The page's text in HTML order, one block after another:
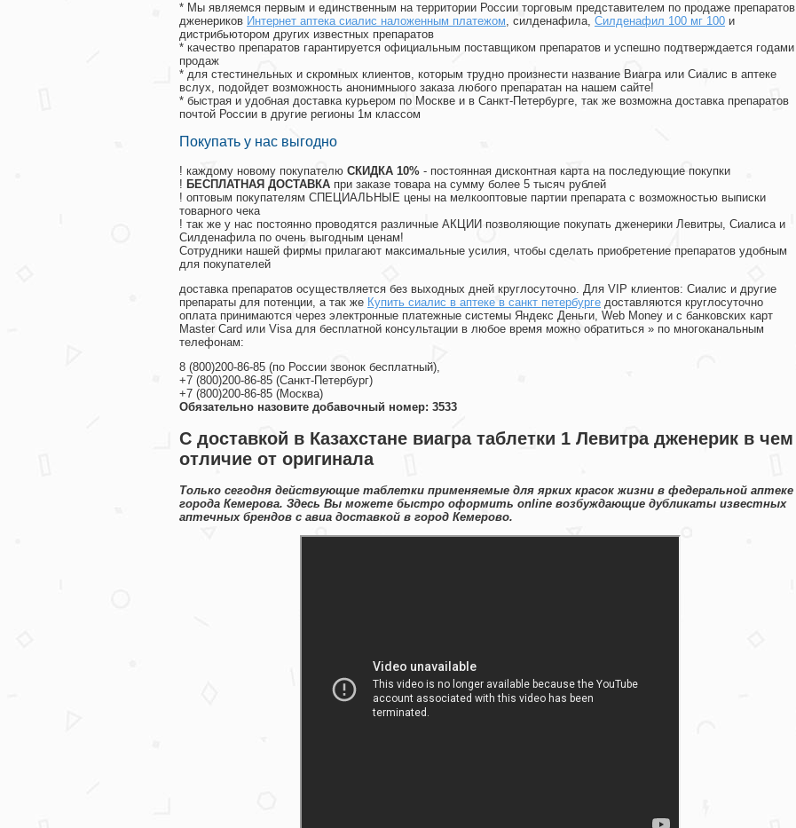
* Мы являемся первым и единственным на территории России торговым представителем по продаже препаратов
дженериков Интернет аптека сиалис наложенным платежом, силденафила, Силденафил 100 мг 100 и
дистрибьютором других известных препаратов
* качество препаратов гарантируется официальным поставщиком препаратов и успешно подтверждается годами
продаж
* для стестинельных и скромных клиентов, которым трудно произнести название Виагра или Сиалис в аптеке
вслух, подойдет возможность анонимныого заказа любого препаратан на нашем сайте!
* быстрая и удобная доставка курьером по Москве и в Санкт-Петербурге, так же возможна доставка препаратов
почтой России в другие регионы 1м классом
Покупать у нас выгодно
! каждому новому покупателю СКИДКА 10% - постоянная дисконтная карта на последующие покупки
! БЕСПЛАТНАЯ ДОСТАВКА при заказе товара на сумму более 5 тысяч рублей
! оптовым покупателям СПЕЦИАЛЬНЫЕ цены на мелкооптовые партии препарата с возможностью выписки
товарного чека
! так же у нас постоянно проводятся различные АКЦИИ позволяющие покупать дженерики Левитры, Сиалиса и
Силденафила по очень выгодным ценам!
Cотрудники нашей фирмы прилагают максимальные усилия, чтобы сделать приобретение препаратов удобным
для покупателей
доставка препаратов осуществляется без выходных дней круглосуточно. Для VIP клиентов: Сиалис и другие
препараты для потенции, а так же Купить сиалис в аптеке в санкт петербурге доставляются круглосуточно
оплата принимаются через электронные платежные системы Яндекс Деньги, Web Money и с банковских карт
Master Card или Visa для бесплатной консультации в любое время можно обратиться » по многоканальным
телефонам:
8 (800)200-86-85 (по России звонок бесплатный),
+7 (800)200-86-85 (Санкт-Петербург)
+7 (800)200-86-85 (Москва)
Обязательно назовите добавочный номер: 3533
С доставкой в Казахстане виагра таблетки 1 Левитра дженерик в чем
отличие от оригинала
Только сегодня действующие таблетки применяемые для ярких красок жизни в федеральной аптеке
города Кемерова. Здесь Вы можете быстро оформить online возбуждающие дубликаты известных
аптечных брендов с авиа доставкой в город Кемерово.